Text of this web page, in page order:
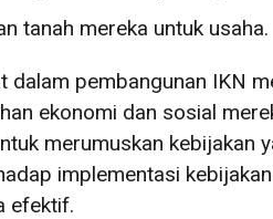
tanah mereka untuk usaha.
pembangunan IKN
ekonomi dan sosial
merumuskan kebijakan
implementasi
efektif.